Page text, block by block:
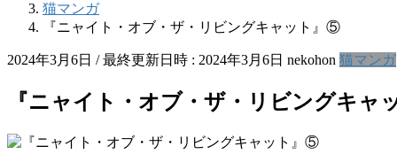
猫マンガ
『ニャイト・オブ・ザ・リビングキャット』⑤
2024年3月6日 / 最終更新日時 : 2024年3月6日 nekohon 猫マンガ
『ニャイト・オブ・ザ・リビングキャ